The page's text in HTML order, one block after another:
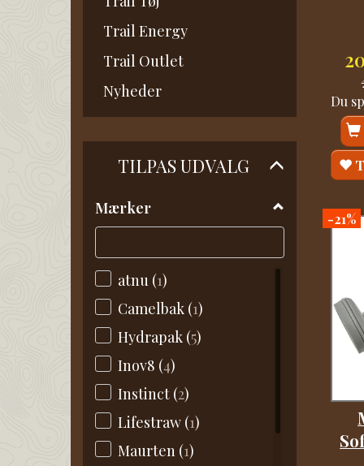
Trail Energy
Trail Outlet
Nyheder
TILPAS UDVALG
Skifte
Mærker
atnu (1)
Camelbak (1)
Hydrapak (5)
Inov8 (4)
Instinct (2)
Lifestraw (1)
Maurten (1)
Du
-21%